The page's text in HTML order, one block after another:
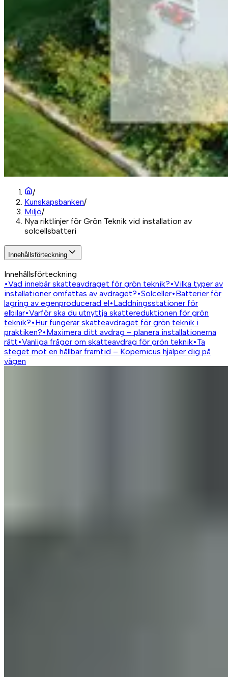
/
Kunskapsbanken/
Miljö/
Nya riktlinjer för Grön Teknik vid installation av
solcellsbatteri
Innehållsförteckning
Innehållsförteckning
•Vad innebär skatteavdraget för grön teknik?•Vilka typer av
installationer omfattas av avdraget?•Solceller•Batterier för
lagring av egenproducerad el•Laddningsstationer för
elbilar•Varför ska du utnyttja skattereduktionen för grön
teknik?•Hur fungerar skatteavdraget för grön teknik i
praktiken?•Maximera ditt avdrag – planera installationerna
rätt•Vanliga frågor om skatteavdrag för grön teknik•Ta
steget mot en hållbar framtid – Kopernicus hjälper dig på
vägen